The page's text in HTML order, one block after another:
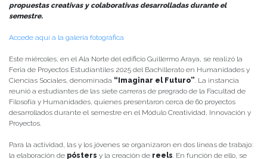
propuestas creativas y colaborativas desarrolladas durante el
semestre.
Accede aquí a la galería fotográfica
Este miércoles, en el Ala Norte del edificio Guillermo Araya, se realizó la
Feria de Proyectos Estudiantiles 2025 del Bachillerato en Humanidades y
Ciencias Sociales, denominada “Imaginar el Futuro” . La instancia
reunió a estudiantes de las siete carreras de pregrado de la Facultad de
Filosofía y Humanidades, quienes presentaron cerca de 60 proyectos
desarrollados durante el semestre en el Módulo Creatividad, Innovación y
Proyectos.
Para la actividad, las y los jóvenes se organizaron en dos líneas de trabajo:
la elaboración de pósters y la creación de reels . En función de ello, se